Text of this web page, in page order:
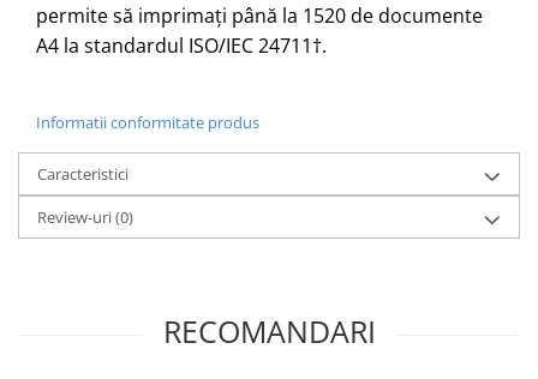
permite să imprimați până la 1520 de documente
A4 la standardul ISO/IEC 24711†.
Informatii conformitate produs
Caracteristici
Review-uri(0)
RECOMANDARI